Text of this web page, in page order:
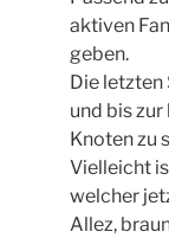
aktiven
geben.
Die letzten
und bis
Knoten zu
Vielleicht
welcher
Allez,